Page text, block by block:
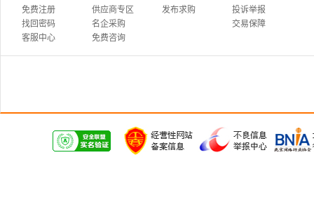
免费注册
找回密码
客服中心
供应商专区
名企采购
免费咨询
发布求购
投诉举报
交易保障